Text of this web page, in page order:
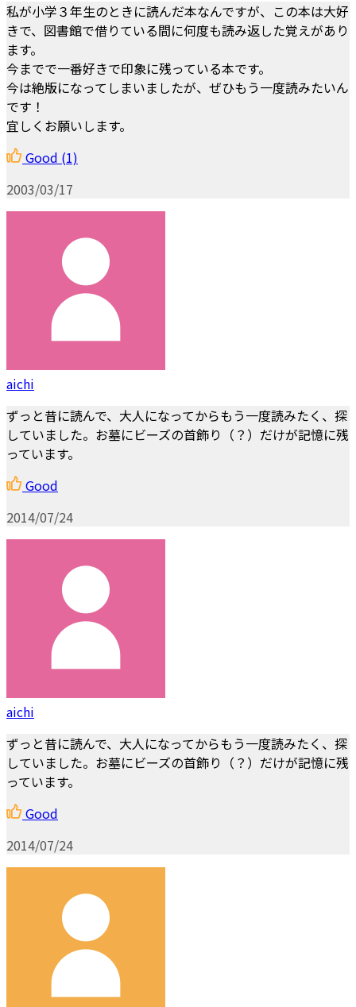
私が小学３年生のときに読んだ本なんですが、この本は大好
きで、図書館で借りている間に何度も読み返した覚えがあり
ます。
今までで一番好きで印象に残っている本です。
今は絶版になってしまいましたが、ぜひもう一度読みたいん
です！
宜しくお願いします。
Good (1)
2003/03/17
aichi
ずっと昔に読んで、大人になってからもう一度読みたく、探
していました。お墓にビーズの首飾り（？）だけが記憶に残
っています。
Good
2014/07/24
aichi
ずっと昔に読んで、大人になってからもう一度読みたく、探
していました。お墓にビーズの首飾り（？）だけが記憶に残
っています。
Good
2014/07/24